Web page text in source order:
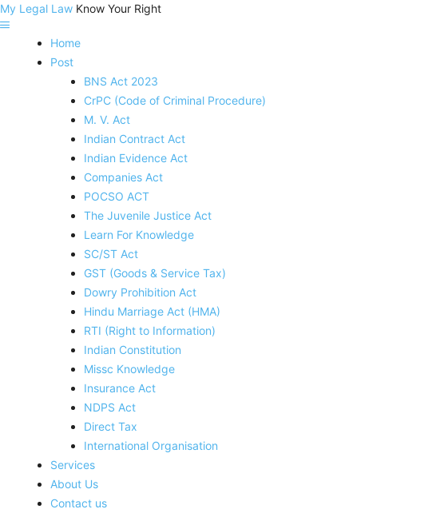
My Legal Law Know Your Right
Home
Post
BNS Act 2023
CrPC (Code of Criminal Procedure)
M. V. Act
Indian Contract Act
Indian Evidence Act
Companies Act
POCSO ACT
The Juvenile Justice Act
Learn For Knowledge
SC/ST Act
GST (Goods & Service Tax)
Dowry Prohibition Act
Hindu Marriage Act (HMA)
RTI (Right to Information)
Indian Constitution
Missc Knowledge
Insurance Act
NDPS Act
Direct Tax
International Organisation
Services
About Us
Contact us